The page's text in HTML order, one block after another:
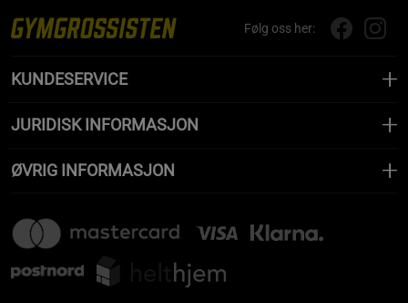
Følg oss her:
KUNDESERVICE
JURIDISK INFORMASJON
ØVRIG INFORMASJON